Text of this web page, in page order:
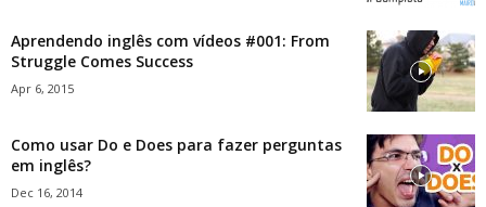
Aprendendo inglês com vídeos #001: From
Struggle Comes Success
Apr 6, 2015
Como usar Do e Does para fazer perguntas
em inglês?
Dec 16, 2014